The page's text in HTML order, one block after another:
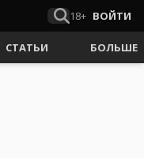
18+ ВОЙТИ
СТАТЬИ БОЛЬШЕ